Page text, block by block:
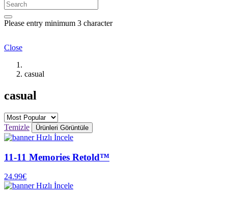
Please entry minimum 3 character
Close
casual
casual
Temizle Ürünleri Görüntüle
Hızlı İncele
11-11 Memories Retold™
24.99€
Hızlı İncele